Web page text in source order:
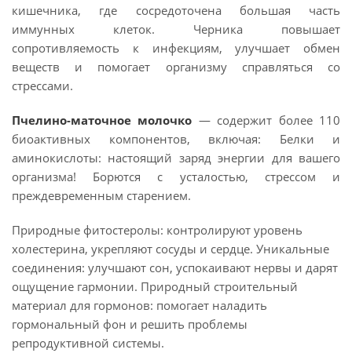
кишечника, где сосредоточена большая часть
иммунных клеток. Черника повышает
сопротивляемость к инфекциям, улучшает обмен
веществ и помогает организму справляться со
стрессами.
Пчелино-маточное молочко — содержит более 110
биоактивных компонентов, включая: Белки и
аминокислоты: настоящий заряд энергии для вашего
организма! Борются с усталостью, стрессом и
преждевременным старением.
Природные фитостеролы: контролируют уровень
холестерина, укрепляют сосуды и сердце. Уникальные
соединения: улучшают сон, успокаивают нервы и дарят
ощущение гармонии. Природный строительный
материал для гормонов: помогает наладить
гормональный фон и решить проблемы
репродуктивной системы.